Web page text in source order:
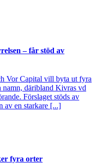
– får stöd av
Vor Capital vill byta ut fyra
namn, däribland Kivras vd
Förslaget stöds av
av en starkare [...]
fyra orter